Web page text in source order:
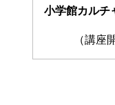
小学館カルチ
（講座